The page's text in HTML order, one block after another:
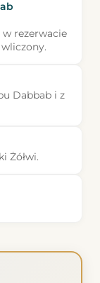
rezerwacie
Dabbab i z
Żółwi.